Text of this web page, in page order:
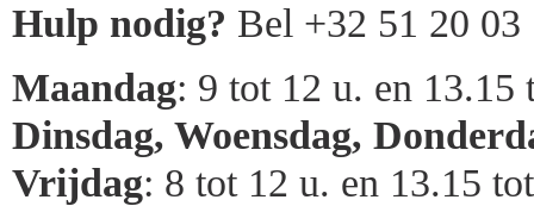
Hulp nodig? Bel +32 51 20 03
Maandag: 9 tot 12 u. en 13.15
Dinsdag, Woensdag,
Vrijdag: 8 tot 12 u. en 13.15